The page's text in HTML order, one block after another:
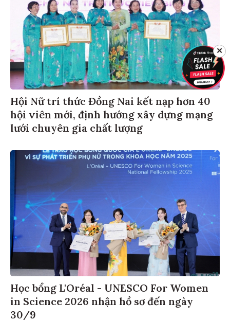
Hội Nữ trí thức Đồng Nai kết nạp hơn 40
hội viên mới, định hướng xây dựng mạng
lưới chuyên gia chất lượng
Học bổng L'Oréal - UNESCO For Women
in Science 2026 nhận hồ sơ đến ngày
30/9
✕